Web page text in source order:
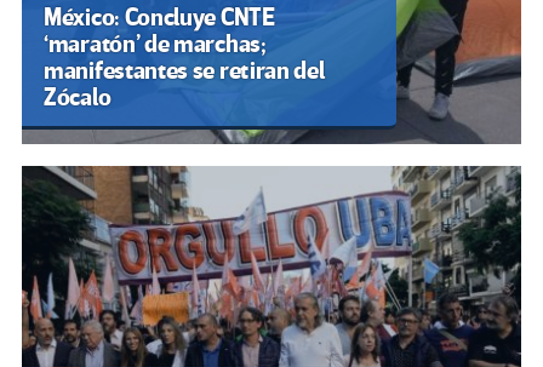
México: Concluye CNTE
‘maratón’ de marchas;
manifestantes se retiran del
Zócalo